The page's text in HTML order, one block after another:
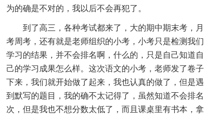
为的确是不对的，我以后不会再犯了。
到了高三，各种考试都来了，大的期中期末考，月
考周考，还有就是老师组织的小考，小考只是检测我们
学习的结果，并不会排名啊，什么的，只是自己知道自
己的学习成果怎么样。这次语文的小考，老师发了卷子
下来，我们就开始做了起来，我也认真的做了，但是遇
到默写的题目，我的确不太记得了，虽然知道不会排名
次，但是我也不想分数太低了，而且课桌里有书本，拿